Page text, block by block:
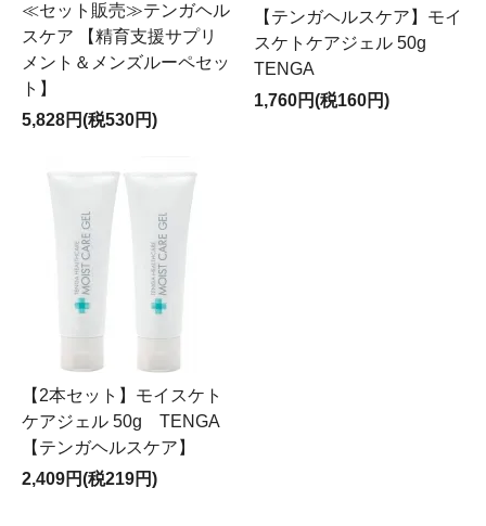
≪セット販売≫テンガヘル
スケア 【精育支援サプリ
メント＆メンズルーペセッ
ト】
5,828円(税530円)
【テンガヘルスケア】モイ
スケトケアジェル 50g
TENGA
1,760円(税160円)
【2本セット】モイスケト
ケアジェル 50g TENGA
【テンガヘルスケア】
2,409円(税219円)